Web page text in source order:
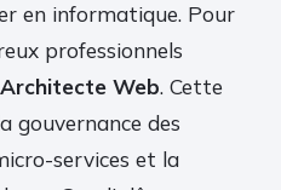
en informatique. Pour
professionnels
Web. Cette
des
services et la